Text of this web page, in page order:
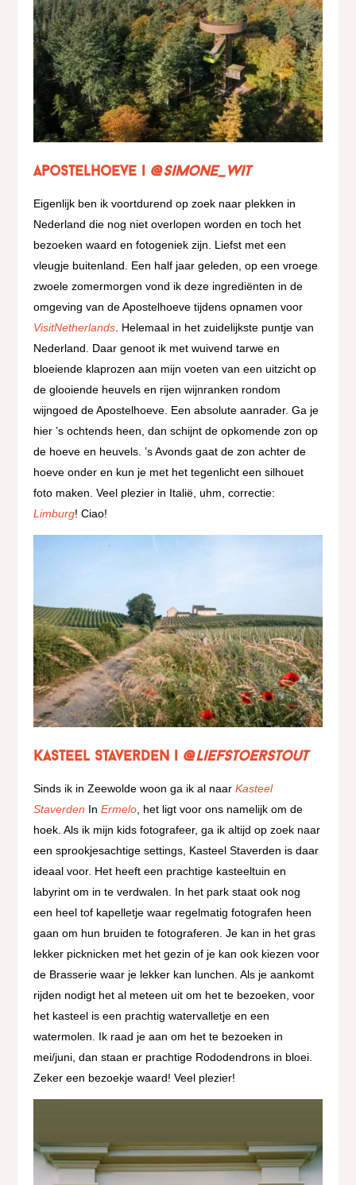
Apostelhoeve | @simone_wit
Eigenlijk ben ik voortdurend op zoek naar plekken in
Nederland die nog niet overlopen worden en toch het
bezoeken waard en fotogeniek zijn. Liefst met een
vleugje buitenland. Een half jaar geleden, op een vroege
zwoele zomermorgen vond ik deze ingrediënten in de
omgeving van de Apostelhoeve tijdens opnamen voor
VisitNetherlands. Helemaal in het zuidelijkste puntje van
Nederland. Daar genoot ik met wuivend tarwe en
bloeiende klaprozen aan mijn voeten van een uitzicht op
de glooiende heuvels en rijen wijnranken rondom
wijngoed de Apostelhoeve. Een absolute aanrader. Ga je
hier ’s ochtends heen, dan schijnt de opkomende zon op
de hoeve en heuvels. ’s Avonds gaat de zon achter de
hoeve onder en kun je met het tegenlicht een silhouet
foto maken. Veel plezier in Italië, uhm, correctie:
Limburg! Ciao!
Kasteel Staverden | @liefstoerstout
Sinds ik in Zeewolde woon ga ik al naarKasteel
Staverden InErmelo, het ligt voor ons namelijk om de
hoek. Als ik mijn kids fotografeer, ga ik altijd op zoek naar
een sprookjesachtige settings, Kasteel Staverden is daar
ideaal voor. Het heeft een prachtige kasteeltuin en
labyrint om in te verdwalen. In het park staat ook nog
een heel tof kapelletje waar regelmatig fotografen heen
gaan om hun bruiden te fotograferen. Je kan in het gras
lekker picknicken met het gezin of je kan ook kiezen voor
de Brasserie waar je lekker kan lunchen. Als je aankomt
rijden nodigt het al meteen uit om het te bezoeken, voor
het kasteel is een prachtig watervalletje en een
watermolen. Ik raad je aan om het te bezoeken in
mei/juni, dan staan er prachtige Rododendrons in bloei.
Zeker een bezoekje waard! Veel plezier!